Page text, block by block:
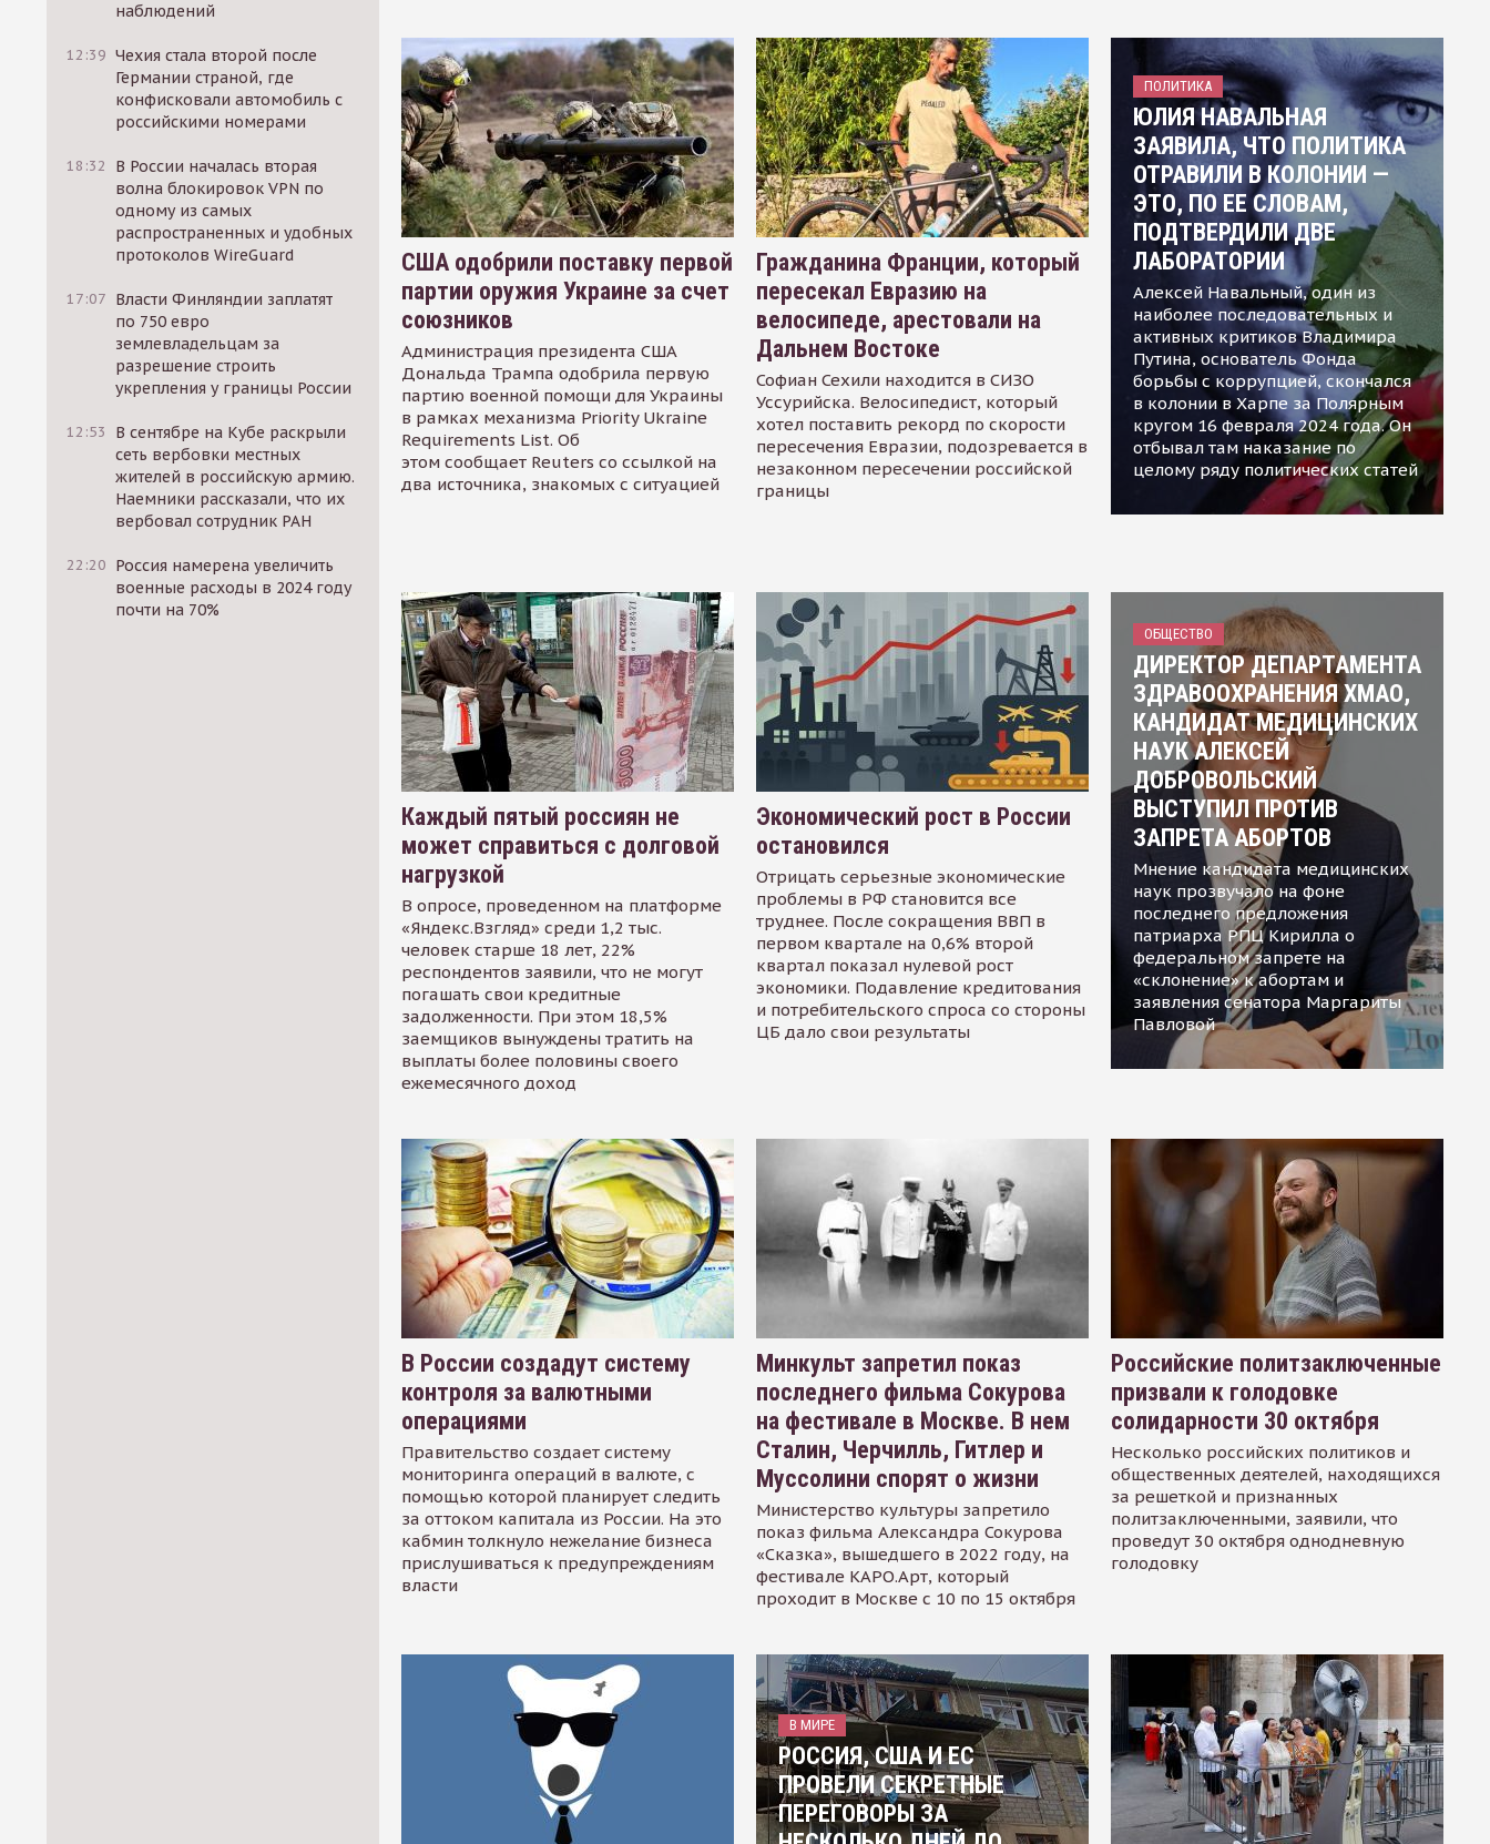
наблюдений
12:39 Чехия стала второй после
Германии страной, где
конфисковали автомобиль с
российскими номерами
18:32
В России началась вторая
волна блокировок VPN по
одному из самых
распространенных и удобных
протоколов WireGuard
17:07 Власти Финляндии заплатят
по 750 евро
землевладельцам за
разрешение строить
укрепления у границы России
12:53
В сентябре на Кубе раскрыли
сеть вербовки местных
жителей в российскую армию.
Наемники рассказали, что их
вербовал сотрудник РАН
22:20 Россия намерена увеличить
военные расходы в 2024 году
почти на 70%
США одобрили поставку первой
партии оружия Украине за счет
союзников
Администрация президента США
Дональда Трампа одобрила первую
партию военной помощи для Украины
в рамках механизма Priority Ukraine
Requirements List. Об
этом сообщает Reuters со ссылкой на
два источника, знакомых с ситуацией
Гражданина Франции, который
пересекал Евразию на
велосипеде, арестовали на
Дальнем Востоке
Софиан Сехили находится в СИЗО
Уссурийска. Велосипедист, который
хотел поставить рекорд по скорости
пересечения Евразии, подозревается в
незаконном пересечении российской
границы
ПОЛИТИКА
ЮЛИЯ НАВАЛЬНАЯ
ЗАЯВИЛА, ЧТО ПОЛИТИКА
ОТРАВИЛИ В КОЛОНИИ —
ЭТО, ПО ЕЕ СЛОВАМ,
ПОДТВЕРДИЛИ ДВЕ
ЛАБОРАТОРИИ
Алексей Навальный, один из
наиболее последовательных и
активных критиков Владимира
Путина, основатель Фонда
борьбы с коррупцией, скончался
в колонии в Харпе за Полярным
кругом 16 февраля 2024 года. Он
отбывал там наказание по
целому ряду политических статей
Каждый пятый россиян не
может справиться с долговой
нагрузкой
В опросе, проведенном на платформе
«Яндекс.Взгляд» среди 1,2 тыс.
человек старше 18 лет, 22%
респондентов заявили, что не могут
погашать свои кредитные
задолженности. При этом 18,5%
заемщиков вынуждены тратить на
выплаты более половины своего
ежемесячного доход
Экономический рост в России
остановился
Отрицать серьезные экономические
проблемы в РФ становится все
труднее. После сокращения ВВП в
первом квартале на 0,6% второй
квартал показал нулевой рост
экономики. Подавление кредитования
и потребительского спроса со стороны
ЦБ дало свои результаты
ОБЩЕСТВО
ДИРЕКТОР ДЕПАРТАМЕНТА
ЗДРАВООХРАНЕНИЯ ХМАО,
КАНДИДАТ МЕДИЦИНСКИХ
НАУК АЛЕКСЕЙ
ДОБРОВОЛЬСКИЙ
ВЫСТУПИЛ ПРОТИВ
ЗАПРЕТА АБОРТОВ
Мнение кандидата медицинских
наук прозвучало на фоне
последнего предложения
патриарха РПЦ Кирилла о
федеральном запрете на
«склонение» к абортам и
заявления сенатора Маргариты
Павловой
В России создадут систему
контроля за валютными
операциями
Правительство создает систему
мониторинга операций в валюте, с
помощью которой планирует следить
за оттоком капитала из России. На это
кабмин толкнуло нежелание бизнеса
прислушиваться к предупреждениям
власти
Минкульт запретил показ
последнего фильма Сокурова
на фестивале в Москве. В нем
Сталин, Черчилль, Гитлер и
Муссолини спорят о жизни
Министерство культуры запретило
показ фильма Александра Сокурова
«Сказка», вышедшего в 2022 году, на
фестивале КАРО.Арт, который
проходит в Москве с 10 по 15 октября
Российские политзаключенные
призвали к голодовке
солидарности 30 октября
Несколько российских политиков и
общественных деятелей, находящихся
за решеткой и признанных
политзаключенными, заявили, что
проведут 30 октября однодневную
голодовку
В МИРЕ
РОССИЯ, США И ЕС
ПРОВЕЛИ СЕКРЕТНЫЕ
ПЕРЕГОВОРЫ ЗА